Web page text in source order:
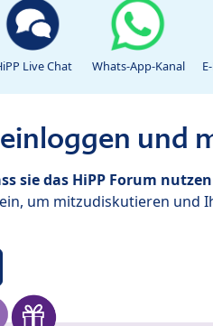
Live Chat Whats-App-Kanal
und
sie das HiPP Forum
um mitzudiskutieren und